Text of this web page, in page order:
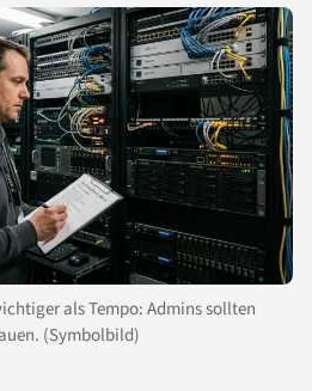
als Tempo: Admins sollten
(Symbolbild)